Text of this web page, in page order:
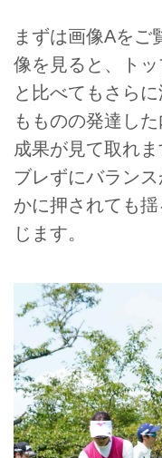
まずは画像Aをご
像を見ると、ト
と比べてもさら
もものの発達し
成果が見て取れ
ブレずにバラン
かに押されても
じます。